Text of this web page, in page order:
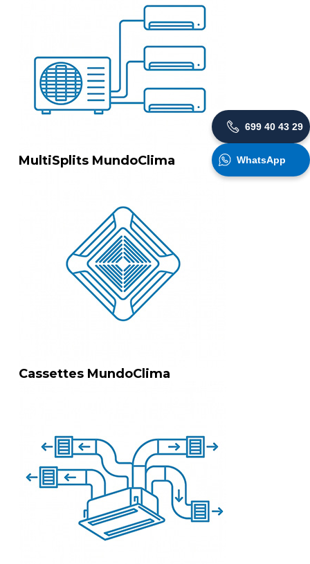
MultiSplits MundoClima
Cassettes MundoClima
699 40 43 29
WhatsApp